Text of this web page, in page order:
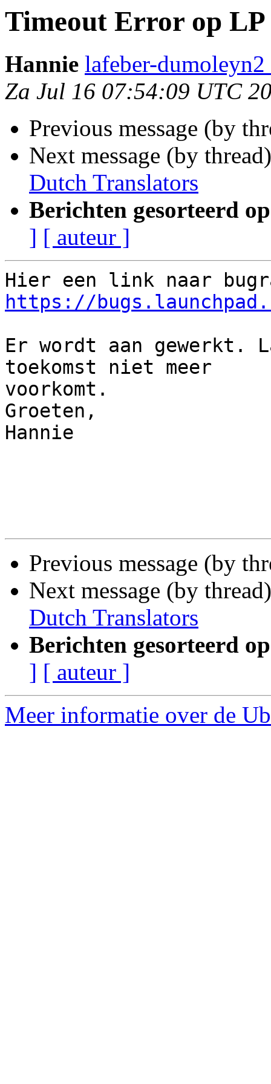
Timeout Error op LP
Hannie lafeber-
Za Jul 16 07:54:09 UTC
Previous message (by
Next message (by
Dutch Translators
Berichten gesorteerd
] [ auteur ]
https://
Er wordt aan gewerkt.
toekomst niet meer
voorkomt.
Groeten,
Hannie
Previous message (by
Next message (by
Dutch Translators
Berichten gesorteerd
] [ auteur ]
Meer informatie over de